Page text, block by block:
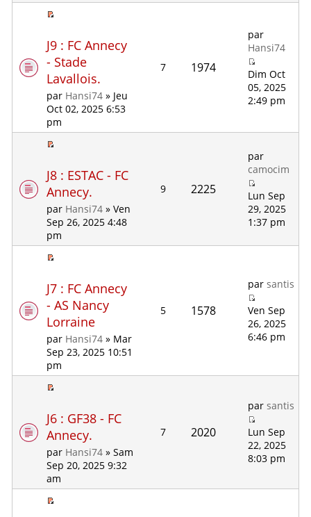
J9 : FC Annecy
- Stade
Lavallois.
par Hansi74 » Jeu
Oct 02, 2025 6:53
pm
7 1974
par
Hansi74
Dim Oct
05, 2025
2:49 pm
J8 : ESTAC - FC
Annecy.
par Hansi74 » Ven
Sep 26, 2025 4:48
pm
9 2225
par
camocim
Lun Sep
29, 2025
1:37 pm
J7 : FC Annecy
- AS Nancy
Lorraine
par Hansi74 » Mar
Sep 23, 2025 10:51
pm
5 1578
parsantis
Ven Sep
26, 2025
6:46 pm
J6 : GF38 - FC
Annecy.
par Hansi74 » Sam
Sep 20, 2025 9:32
am
7 2020
parsantis
Lun Sep
22, 2025
8:03 pm